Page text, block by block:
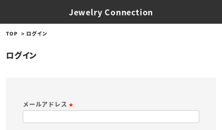
Jewelry Connection
TOP ログイン
ログイン
メールアドレス